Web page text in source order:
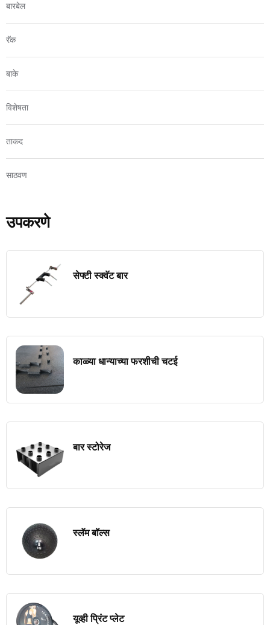
बारबेल
रॅक
बाके
विशेषता
ताकद
साठवण
उपकरणे
सेफ्टी स्क्वॅट बार
काळ्या धान्याच्या फरशीची चटई
बार स्टोरेज
स्लॅम बॉल्स
यूव्ही प्रिंट प्लेट